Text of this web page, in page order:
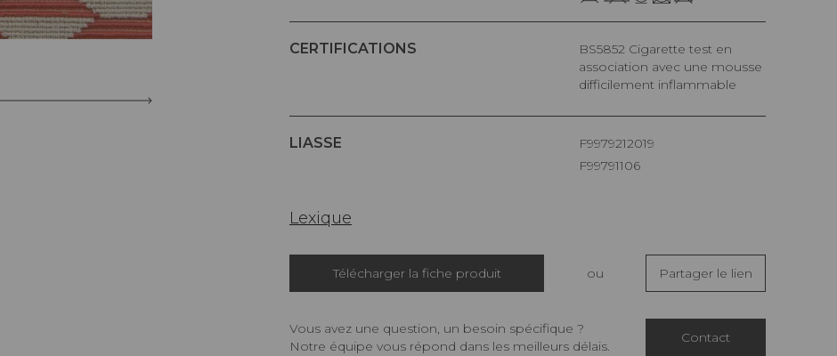
CERTIFICATIONS
BS5852 Cigarette test en
association avec une mousse
difficilement inflammable
LIASSE
F9979212019
F99791106
Lexique
Télécharger la fiche produit ou Partager le lien
Vous avez une question, un besoin spécifique ?
Notre équipe vous répond dans les meilleurs délais.
Contact